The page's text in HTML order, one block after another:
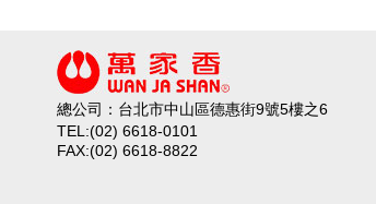
總公司：台北市中山區德惠街9號5樓之6
TEL:(02) 6618-0101
FAX:(02) 6618-8822